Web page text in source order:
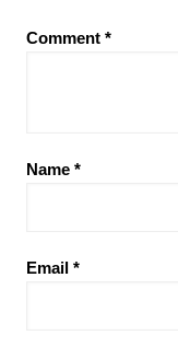
Comment *
Name *
Email *